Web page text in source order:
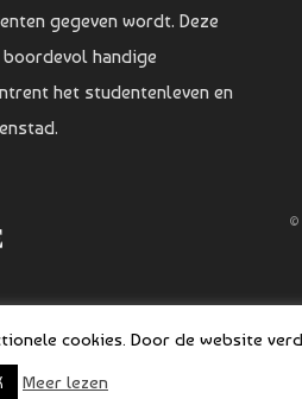
gegeven wordt. Deze
handige
het studentenleven en
©
cookies. Door de website
Meer lezen